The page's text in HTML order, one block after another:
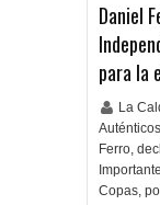
Daniel
para la
La
Ferro,
Importante
Copas,